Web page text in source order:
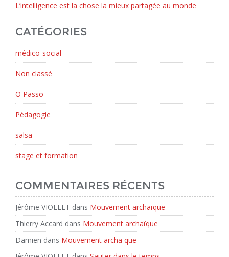
L’intelligence est la chose la mieux partagée au monde
CATÉGORIES
médico-social
Non classé
O Passo
Pédagogie
salsa
stage et formation
COMMENTAIRES RÉCENTS
Jérôme VIOLLET dans Mouvement archaïque
Thierry Accard dans Mouvement archaïque
Damien dans Mouvement archaïque